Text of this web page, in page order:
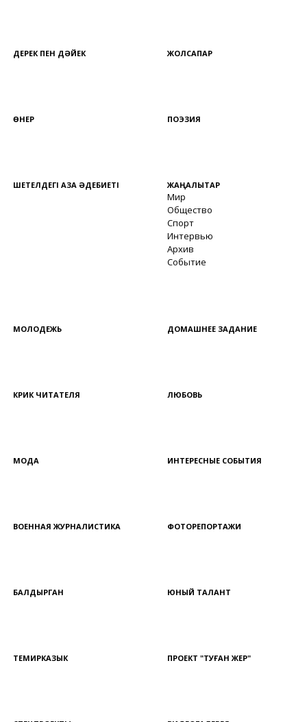
ДЕРЕК ПЕН ДӘЙЕК ЖОЛСАПАР
ӨНЕР ПОЭЗИЯ
ШЕТЕЛДЕГІ ҚАЗАҚ ӘДЕБИЕТІ ЖАҢАЛЫҚТАР
Мир
Общество
Спорт
Интервью
Архив
Событие
МОЛОДЕЖЬ ДОМАШНЕЕ ЗАДАНИЕ
КРИК ЧИТАТЕЛЯ ЛЮБОВЬ
МОДА ИНТЕРЕСНЫЕ СОБЫТИЯ
ВОЕННАЯ ЖУРНАЛИСТИКА ФОТОРЕПОРТАЖИ
БАЛДЫРГАН ЮНЫЙ ТАЛАНТ
ТЕМИРКАЗЫК ПРОЕКТ "ТУҒАН ЖЕР"